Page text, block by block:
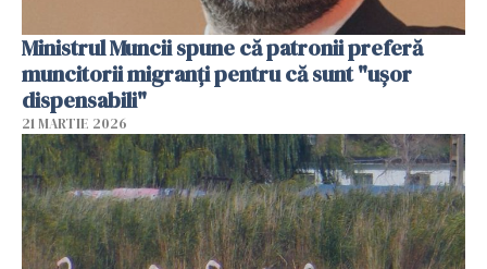
Ministrul Muncii spune că patronii preferă
muncitorii migranți pentru că sunt "uşor
dispensabili"
21 MARTIE 2026